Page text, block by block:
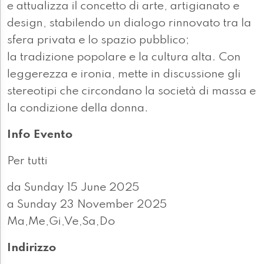
e attualizza il concetto di arte, artigianato e
design, stabilendo un dialogo rinnovato tra la
sfera privata e lo spazio pubblico;
la tradizione popolare e la cultura alta. Con
leggerezza e ironia, mette in discussione gli
stereotipi che circondano la società di massa e
la condizione della donna.
Info Evento
Per tutti
da Sunday 15 June 2025
a Sunday 23 November 2025
Ma,Me,Gi,Ve,Sa,Do
Indirizzo